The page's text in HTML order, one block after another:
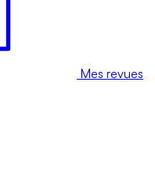
Mes revues